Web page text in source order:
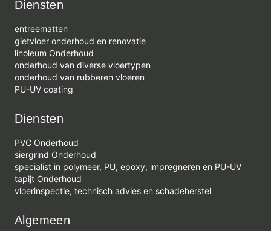
Diensten
entreematten
gietvloer onderhoud en renovatie
linoleum Onderhoud
onderhoud van diverse vloertypen
onderhoud van rubberen vloeren
PU-UV coating
Diensten
PVC Onderhoud
siergrind Onderhoud
specialist in polymeer, PU, epoxy, impregneren en PU-UV
tapijt Onderhoud
vloerinspectie, technisch advies en schadeherstel
Algemeen